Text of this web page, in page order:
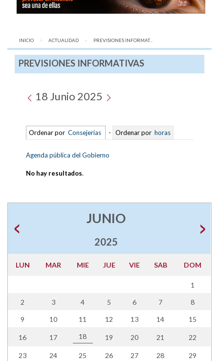
INICIO ACTUALIDAD AQUÍ:
PREVISIONES INFORMAT...
PREVISIONES INFORMATIVAS
18 Junio 2025
Ordenar por Consejerías - Ordenar por horas
Agenda pública del Gobierno
No hay resultados.
JUNIO
2025
LUN MAR MIE JUE VIE SAB DOM
1
2 3 4 5 6 7 8
9 10 11 12 13 14 15
16 17 18 19 20 21 22
23 24 25 26 27 28 29